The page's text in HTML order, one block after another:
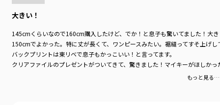
大きい！
145cmくらいなので160cm購入したけど、でか！と息子も驚いてました！大
150cmでよかった。特に丈が長くて、ワンピースみたい。裾縫ってすそ上げし
バックプリントは東リベで息子もかっこいい！と言ってます。
クリアファイルのプレゼントがついてきて、驚きました！マイキーがほしか
もっと見る…